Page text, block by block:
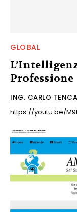
GLOBAL
Professione
ING. CARLO TENCA
https://youtu.be/